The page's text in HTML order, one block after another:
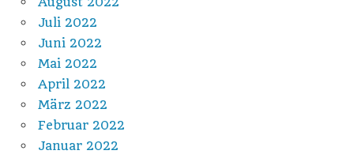
Juli 2022
Juni 2022
Mai 2022
April 2022
März 2022
Februar 2022
Januar 2022